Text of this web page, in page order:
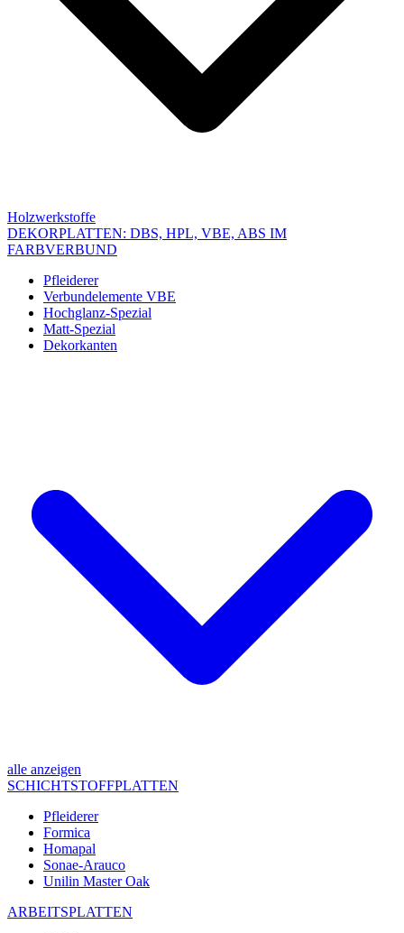
Holzwerkstoffe
DEKORPLATTEN: DBS, HPL, VBE, ABS IM
FARBVERBUND
Pfleiderer
Verbundelemente VBE
Hochglanz-Spezial
Matt-Spezial
Dekorkanten
alle anzeigen
SCHICHTSTOFFPLATTEN
Pfleiderer
Formica
Homapal
Sonae-Arauco
Unilin Master Oak
ARBEITSPLATTEN